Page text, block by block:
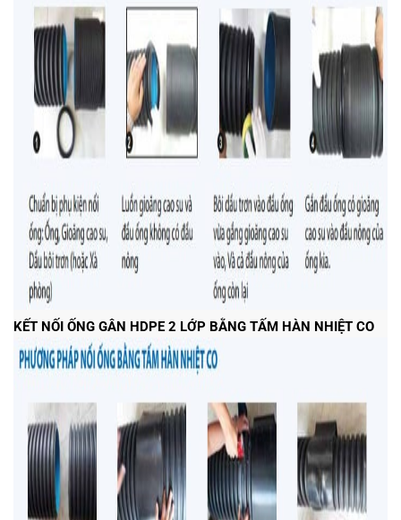
KẾT NỐI ỐNG GÂN HDPE 2 LỚP BẰNG TẤM HÀN NHIỆT CO